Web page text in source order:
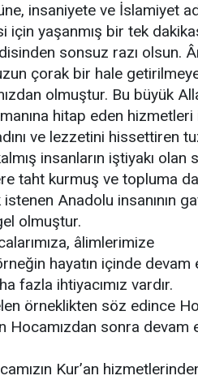
insaniyete ve İslamiyet
için yaşanmış bir tek
sonsuz razı olsun.
çorak bir hale getirilmeye
olmuştur. Bu büyük
hitap eden
ve lezzetini hissettiren
insanların iştiyakı olan
taht kurmuş ve topluma
Anadolu insanının
olmuştur.
âlimlerimize
hayatın içinde devam
fazla ihtiyacımız vardır.
örneklikten söz edince
Hocamızdan sonra devam
Kur’an